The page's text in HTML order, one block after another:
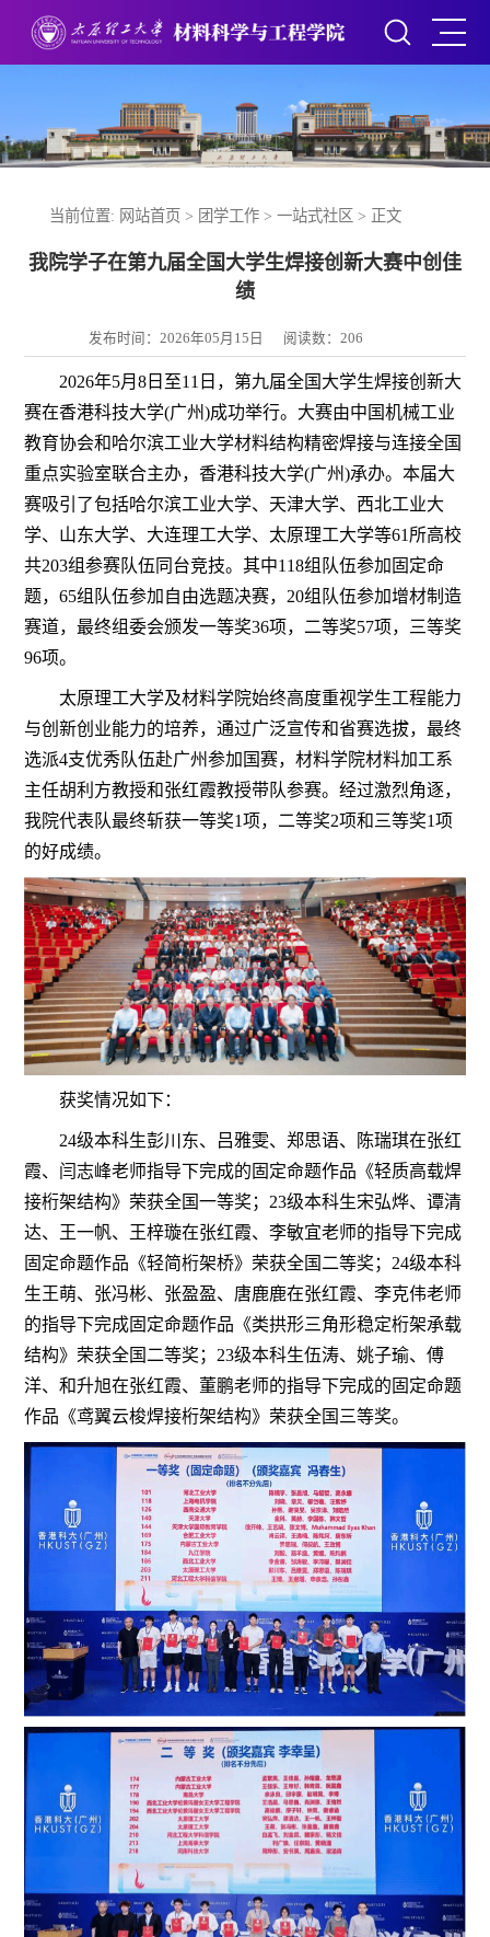
当前位置: 网站首页 > 团学工作> 一站式社区 > 正文
我院学子在第九届全国大学生焊接创新大赛中创佳
绩
发布时间：2026年05月15日 阅读数： 206
2026年5月8 日至11 日，第九届全国大学生焊接创新大
赛在香港科技大学(广州)成功举行。大赛由中国机械工业
教育协会和哈尔滨工业大学材料结构精密焊接与连接全国
重点实验室联合主办， 香港科技大学(广州)承办。本届大
赛吸引了包括哈尔滨工业大学、天津大学、西北工业大
学、 山东大学、 大连理工大学、 太原理工大学等61 所高校
共203组参赛队伍同台竞技。其中1 18组 队伍参加 固定命
题，65组 队伍参加 自由选题决赛， 20组 队伍参加增材制造
赛道，最终组委会颁发一等奖36项，二等奖57项，三等奖
96项。
太原理工大学及材料学院始终高度重视学生工程能力
与创新创业能力的培养，通过广泛宣传和省赛选拔，最终
选派4支优秀队伍赴广州参加国赛，材料学院材料加工系
主任胡利方教授和张红霞教授带队参赛。经过激烈角逐，
我院代表队最终斩获一等奖1项，二等奖2项和 三等奖1项
的好成绩。
获奖情况如下：
24级本科生彭川东、 吕雅雯、郑思语、 陈瑞琪在张红
霞、 闫志峰老师指导下完成的固定命题作品《轻质高载焊
接桁架结构》荣获全国一等奖； 23级本科生宋弘烨、谭清
达、 王一帆、 王梓璇在张红霞、李敏宜老师的指导下完成
固定命题作品《轻简桁架桥》荣获全国二等奖； 24级本科
生王萌、 张冯彬、 张盈盈、 唐鹿鹿在张红霞、李克伟老师
的指导下完成固定命题作品《类拱形三角形稳定桁架承载
结构》荣获全国二等奖； 23级本科生伍涛、姚子瑜、傅
洋、和升旭在张红霞、董鹏老师的指导下完成的 固定命题
作品《鸢翼云梭焊接桁架结构》荣获全国 三等奖。